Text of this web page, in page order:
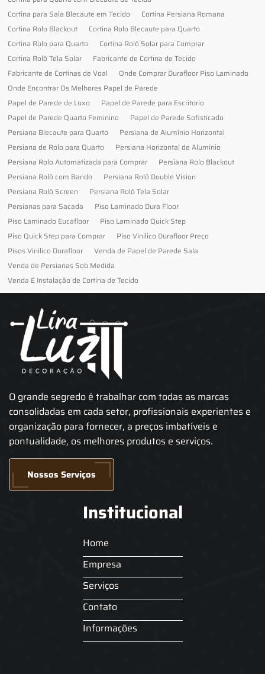
Cortina para Sala Blecaute em Tecido
Cortina Persiana Romana
Cortina Rolo Blackout
Cortina Rolo Blecaute para Quarto
Cortina Rolo para Quarto
Cortina Rolô Solar para Comprar
Cortina Rolô Tela Solar
Fabricante de Cortina de Tecido
Fabricante de Cortinas de Voal
Onde Comprar Durafloor Piso Laminado
Onde Encontrar Os Melhores Papel de Parede
Papel de Parede de Luxo
Papel de Parede para Escritorio
Papel de Parede Quarto Feminino
Papel de Parede Sofisticado
Persiana Blecaute para Quarto
Persiana de Alumínio Horizontal
Persiana de Rolo para Quarto
Persiana Horizontal de Alumínio
Persiana Rolo Automatizada para Comprar
Persiana Rolo Blackout
Persiana Rolô com Bando
Persiana Rolô Double Vision
Persiana Rolô Screen
Persiana Rolô Tela Solar
Persianas para Sacada
Piso Laminado Dura Floor
Piso Laminado Eucafloor
Piso Laminado Quick Step
Piso Quick Step para Comprar
Piso Vinilico Durafloor Preço
Pisos Vinilico Durafloor
Venda de Papel de Parede Sala
Venda de Persianas Sob Medida
Venda E Instalação de Cortina de Tecido
O grande segredo é trabalhar com todas as marcas
consolidadas em cada setor, profissionais experientes e
organização para fornecer, a preços imbatíveis e
pontualidade, os melhores produtos e serviços.
Nossos Serviços
Institucional
Home
Empresa
Serviços
Contato
Informações